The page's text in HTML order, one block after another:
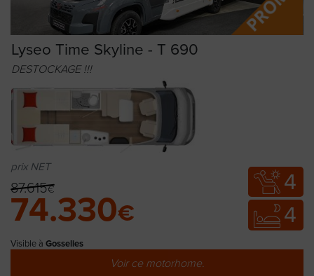
Lyseo Time Skyline - T 690
DESTOCKAGE !!!
prix NET
87.615€
74.330€
Visible à Gosselies
4
4
Voir ce motorhome.